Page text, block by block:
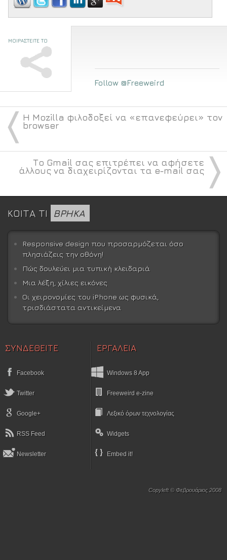
ΜΟΙΡΑΣΤΕΙΤΕ ΤΟ
Follow @Freeweird
〈 Η Mozilla φιλοδοξεί να «επανεφεύρει» τον
browser
〉
Το Gmail σας επιτρέπει να αφήσετε
άλλους να διαχειρίζονται τα e-mail σας
ΚΟΙΤΑ ΤΙ ΒΡΗΚΑ
Responsive design που προσαρμόζεται όσο
πλησιάζεις την οθόνη!
Πώς δουλεύει μια τυπική κλειδαριά
Μια λέξη, χίλιες εικόνες
Οι χειρονομίες του iPhone ως φυσικά,
τρισδιάστατα αντικείμενα
ΣΥΝΔΕΘΕΙΤΕ
Facebook
Twitter
Google+
RSS Feed
Newsletter
ΕΡΓΑΛΕΙΑ
Windows 8 App
Freeweird e-zine
Λεξικό όρων τεχνολογίας
Widgets
Embed it!
Copyleft © Φεβρουάριος 2008